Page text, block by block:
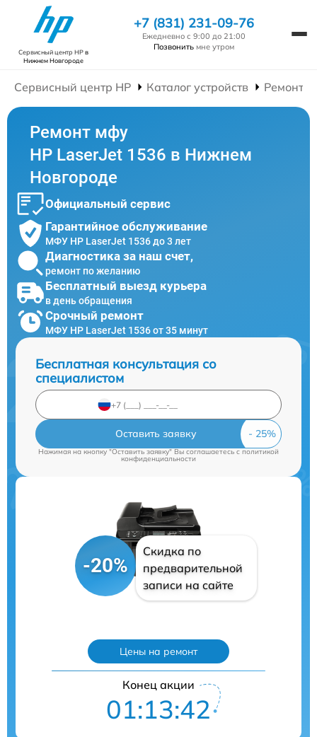
Сервисный центр HPв
Нижнем Новгороде
+7 (831) 231-09-76
Ежедневно с 9:00 до 21:00
Позвонить мне утром
Сервисный центр HP Каталог устройств Ремонт
Ремонт мфу
HP LaserJet 1536 в Нижнем
Новгороде
Официальный сервис
Гарантийное обслуживание
МФУ HP LaserJet 1536 до 3 лет
Диагностика за наш счет,
ремонт по желанию
Бесплатный выезд курьера
в день обращения
Срочный ремонт
МФУ HP LaserJet 1536 от 35 минут
Бесплатная консультация со
специалистом
Оставить заявку
Нажимая на кнопку "Оставить заявку" Вы соглашаетесь cполитикой
конфиденциальности
-20%
Скидка по
предварительной
записи на сайте
Цены на ремонт
Конец акции
01:13:41